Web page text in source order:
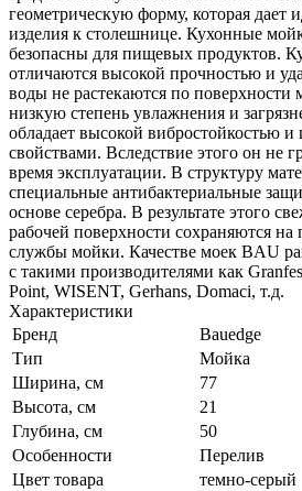
геометрическую форму, которая дает
изделия к столешнице. Кухонные
безопасны для пищевых продуктов.
отличаются высокой прочностью и
воды не растекаются по поверхности
низкую степень увлажнения и
обладает высокой вибростойкостью
свойствами. Вследствие этого он не
время эксплуатации. В структуру
специальные антибактериальные
основе серебра. В результате этого
рабочей поверхности сохраняются на
службы мойки. Качестве моек BAU
с такими производителями как
Point, WISENT, Gerhans, Domaci, т.д.
Характеристики
Бренд
Bauedge
Тип
Мойка
Ширина, см
77
Высота, см
21
Глубина, см
50
Особенности
Перелив
Цвет товара
темно-серый